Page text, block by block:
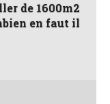
de 1600m2
en faut il